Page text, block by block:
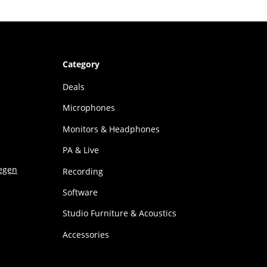
Category
Deals
Microphones
Monitors & Headphones
PA & Live
Recording
Software
Studio Furniture & Acoustics
Accessories